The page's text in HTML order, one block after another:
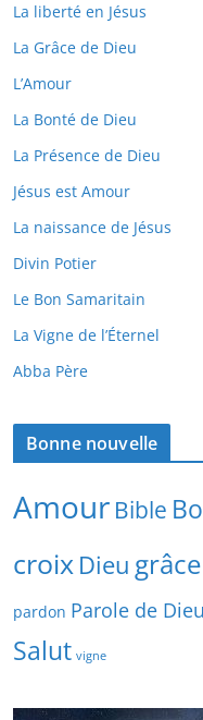
La liberté en Jésus
La Grâce de Dieu
L’Amour
La Bonté de Dieu
La Présence de Dieu
Jésus est Amour
La naissance de Jésus
Divin Potier
Le Bon Samaritain
La Vigne de l’Éternel
Abba Père
Bonne nouvelle
Amour Bible
croix Dieu grâce
pardon Parole de Dieu
Salut vigne